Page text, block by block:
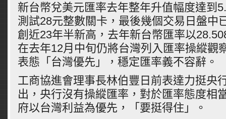
新台幣兌美元匯率去年整年升值幅度達到
測試28元整數關卡，最後幾個交易日盤中
創近23年半新高，去年新台幣匯率以
在去年12月中旬仍將台灣列入匯率操縱觀
表態「台灣優先」，穩定匯率義不容辭。
工商協進會理事長林伯豐日前表達力挺央
出，央行沒有操縱匯率，對於匯率態度相
府以台灣利益為優先，「要挺得住」。